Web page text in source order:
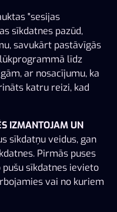
Triple Launch
Dandy Diamonds
"sesijas
sīkdatnes pazūd,
savukārt pastāvīgās
līdz
ar nosacījumu, ka
katru reizi, kad
IZMANTOJAM UN
sīkdatņu veidus, gan
Pirmās puses
sīkdatnes ievieto
vai no kuriem